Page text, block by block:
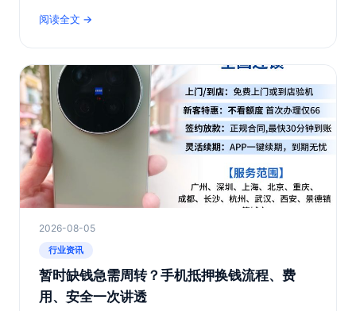
阅读全文
2026-08-05
行业资讯
暂时缺钱急需周转？手机抵押换钱流程、费
用、安全一次讲透